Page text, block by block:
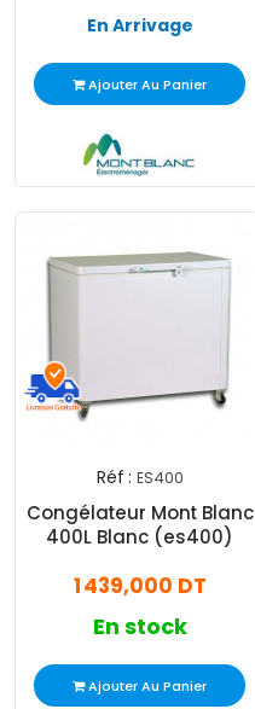
En Arrivage
Ajouter Au Panier
Réf : ES400
Congélateur Mont Blanc
400L Blanc (es400)
1 439,000 DT
En stock
Ajouter Au Panier